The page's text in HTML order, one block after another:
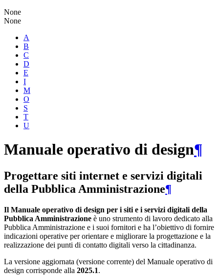
None
None
A
B
C
D
E
I
M
O
S
T
U
Manuale operativo di design¶
Progettare siti internet e servizi digitali
della Pubblica Amministrazione¶
Il Manuale operativo di design per i siti e i servizi digitali della
Pubblica Amministrazione è uno strumento di lavoro dedicato alla
Pubblica Amministrazione e i suoi fornitori e ha l’obiettivo di fornire
indicazioni operative per orientare e migliorare la progettazione e la
realizzazione dei punti di contatto digitali verso la cittadinanza.
La versione aggiornata (versione corrente) del Manuale operativo di
design corrisponde alla 2025.1.